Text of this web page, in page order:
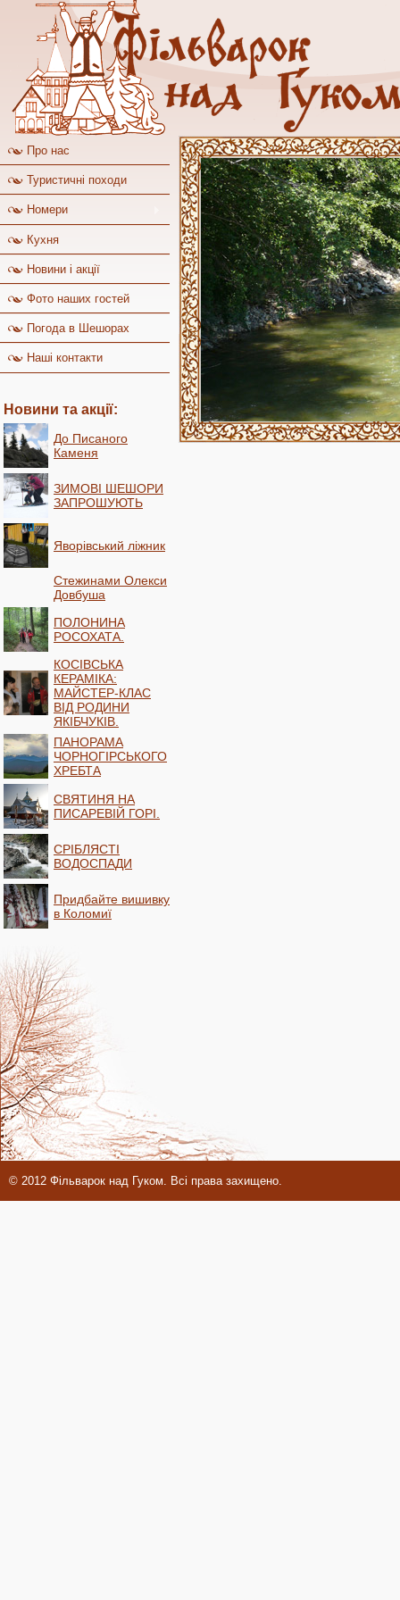
Про нас
Туристичні походи
Номери
Кухня
Новини і акції
Фото наших гостей
Погода в Шешорах
Наші контакти
Новини та акції:
До Писаного
Каменя
ЗИМОВІ ШЕШОРИ
ЗАПРОШУЮТЬ
Яворівський ліжник
Стежинами Олекси
Довбуша
ПОЛОНИНА
РОСОХАТА.
КОСІВСЬКА
КЕРАМІКА:
МАЙСТЕР-КЛАС
ВІД РОДИНИ
ЯКІБЧУКІВ.
ПАНОРАМА
ЧОРНОГІРСЬКОГО
ХРЕБТА
СВЯТИНЯ НА
ПИСАРЕВІЙ ГОРІ.
СРІБЛЯСТІ
ВОДОСПАДИ
Придбайте вишивку
в Коломиї
© 2012 Фільварок над Гуком. Всі права захищено.